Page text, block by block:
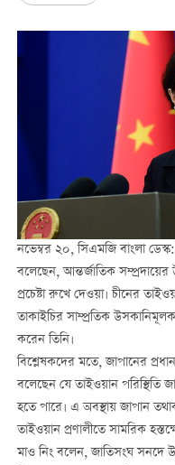
নভেম্বর ২০, সিএমজি বাংলা ডেস্ক:
বলেছেন, আন্তর্জাতিক
প্রচেষ্টা রুখে দেওয়া। চীনের
তাকাইচির সাম্প্রতিক
করেন তিনি।
বিশ্লেষকদের মতে, জাপানের
বলেছেন যে তাইওয়ান পরিস্থিতি
হতে পারে। এ অবস্থায় জাপান
তাইওয়ান প্রণালীতে সামরিক
মাও নিং বলেন, জাতিসংঘ সনদে